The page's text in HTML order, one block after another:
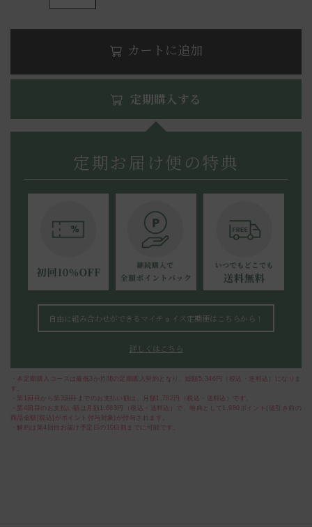
カートに追加
定期購入する
定期お届け便の特典
自由に組み合わせができるマイチョイス定期便はこちらから！
詳しくはこちら
・本定期購入コースは最低3か月間の定期購入契約となり、総額5,346円（税込・送料込）になりま
す。
・第1回目から第3回目までのお支払い額は、月額1,782円（税込・送料込）です。
・第4回目のお支払い額は月額1,683円（税込・送料込）で、特典として1,980ポイント(値引き前の
商品金額[税込]がポイント付与対象)が付与されます。
・解約は第4回目お届け予定日の10日前までに可能です。